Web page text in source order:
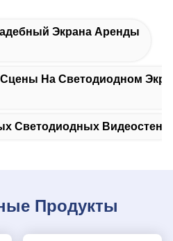
Экрана Аренды
На Светодиодном
Светодиодных Видеостен
Продукты